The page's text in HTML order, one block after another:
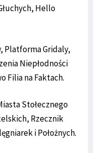
Hello
Platforma Gridaly,
Niepłodności
Filia na Faktach.
Stołecznego
Rzecznik
i Położnych.